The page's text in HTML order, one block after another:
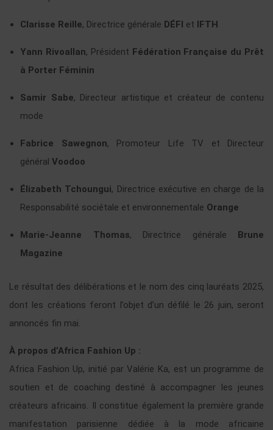
Clarisse Reille, Directrice générale DÉFI et IFTH
Yann Rivoallan, Président Fédération Française du Prêt
à Porter Féminin
Samir Sabe, Directeur artistique et créateur de contenu
mode
Fabrice Sawegnon, Promoteur Life TV et Directeur
général Voodoo
Élizabeth Tchoungui, Directrice exécutive en charge de la
Responsabilité sociétale et environnementale Orange
Marie-Jeanne Thomas, Directrice générale Brune
Magazine
Le résultat des délibérations et le nom des cinq lauréats 2025,
dont les créations feront l’objet d’un défilé le 26 juin, seront
annoncés fin mai.
À propos d’Africa Fashion Up :
Africa Fashion Up, initié par Valérie Ka, est un programme de
soutien et de coaching destiné à accompagner les jeunes
créateurs africains. Il constitue également la première grande
manifestation parisienne dédiée à la mode africaine